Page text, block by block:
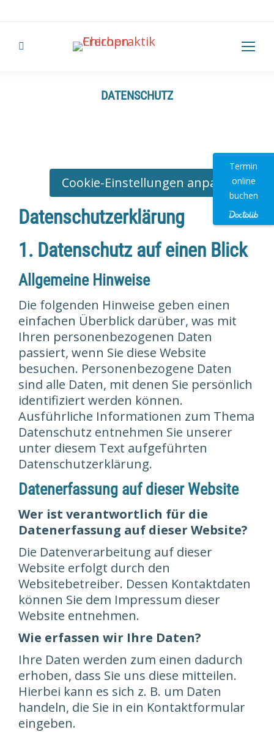
Search:
DATENSCHUTZ
Cookie-Einstellungen anpassen
Datenschutz­erklärung
1. Datenschutz auf einen Blick
Allgemeine Hinweise
Die folgenden Hinweise geben einen
einfachen Überblick darüber, was mit
Ihren personenbezogenen Daten
passiert, wenn Sie diese Website
besuchen. Personenbezogene Daten
sind alle Daten, mit denen Sie persönlich
identifiziert werden können.
Ausführliche Informationen zum Thema
Datenschutz entnehmen Sie unserer
unter diesem Text aufgeführten
Datenschutzerklärung.
Datenerfassung auf dieser Website
Wer ist verantwortlich für die
Datenerfassung auf dieser Website?
Die Datenverarbeitung auf dieser
Website erfolgt durch den
Websitebetreiber. Dessen Kontaktdaten
können Sie dem Impressum dieser
Website entnehmen.
Wie erfassen wir Ihre Daten?
Ihre Daten werden zum einen dadurch
erhoben, dass Sie uns diese mitteilen.
Hierbei kann es sich z. B. um Daten
handeln, die Sie in ein Kontaktformular
eingeben.
Termin
online
buchen